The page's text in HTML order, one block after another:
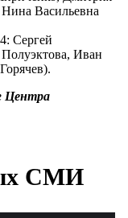
Васильевна
Сергей
Иван
Центра